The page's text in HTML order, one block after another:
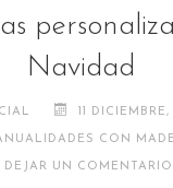
Navidad
11
CON
DEJAR UN COMENTARIO